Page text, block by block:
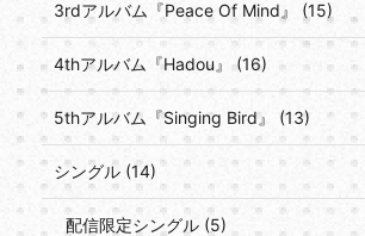
3rdアルバム『Peace Of Mind』 (15)
4thアルバム『Hadou』 (16)
5thアルバム『Singing Bird』 (13)
シングル (14)
配信限定シングル (5)